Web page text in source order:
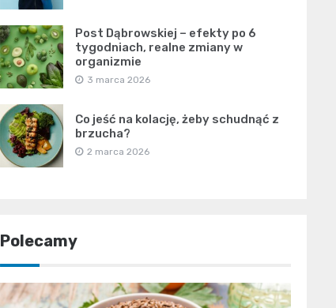
Post Dąbrowskiej – efekty po 6
tygodniach, realne zmiany w
organizmie
3 marca 2026
Co jeść na kolację, żeby schudnąć z
brzucha?
2 marca 2026
Polecamy